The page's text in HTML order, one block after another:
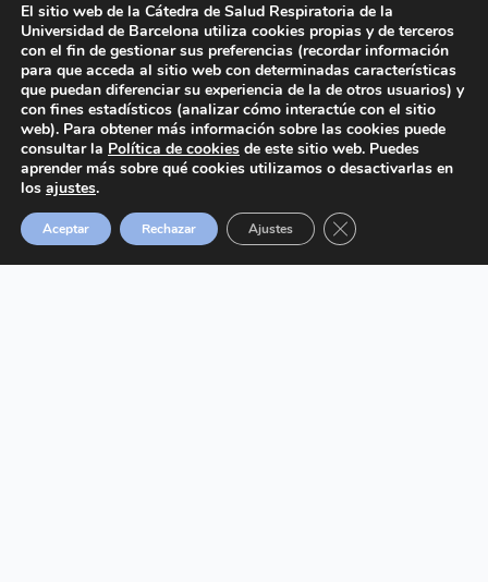
2024 © Cátedra UB de Salud Respiratoria.All
rights reserved.
El sitio web de la Cátedra de Salud Respiratoria de la
Universidad de Barcelona utiliza cookies propias y de terceros
con el fin de gestionar sus preferencias (recordar información
para que acceda al sitio web con determinadas características
que puedan diferenciar su experiencia de la de otros usuarios) y
con fines estadísticos (analizar cómo interactúe con el sitio
web). Para obtener más información sobre las cookies puede
consultar la Política de cookies de este sitio web. Puedes
aprender más sobre qué cookies utilizamos o desactivarlas en
los ajustes.
Aceptar Rechazar Ajustes Cerrar el banner de